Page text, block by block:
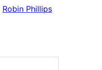
Robin Phillips